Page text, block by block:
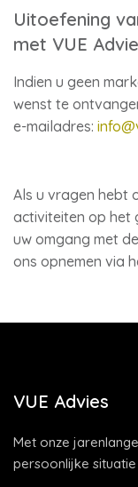
Uitoefening
met VUE
Indien u geen
wenst te
e-mailadres:
Als u vragen hebt
activiteiten op het
uw omgang met
ons opnemen via
VUE Advies
Met onze
persoonlijke situatie